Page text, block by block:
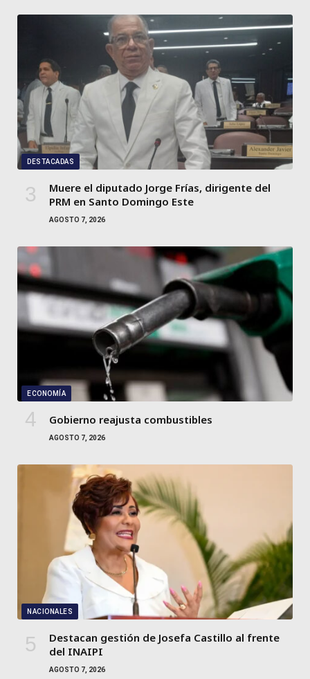
DESTACADAS
Muere el diputado Jorge Frías, dirigente del
PRM en Santo Domingo Este
AGOSTO 7, 2026
ECONOMÍA
Gobierno reajusta combustibles
AGOSTO 7, 2026
NACIONALES
Destacan gestión de Josefa Castillo al frente
del INAIPI
AGOSTO 7, 2026